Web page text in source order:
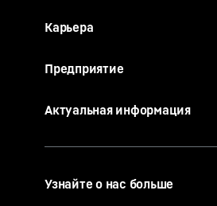
Карьера
Предприятие
Актуальная информация
Узнайте о нас больше